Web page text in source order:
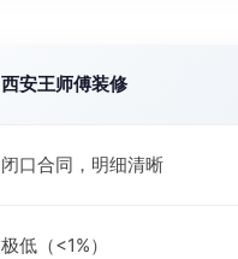
西安王师傅装修
闭口合同，明细清晰
极低（<1%）